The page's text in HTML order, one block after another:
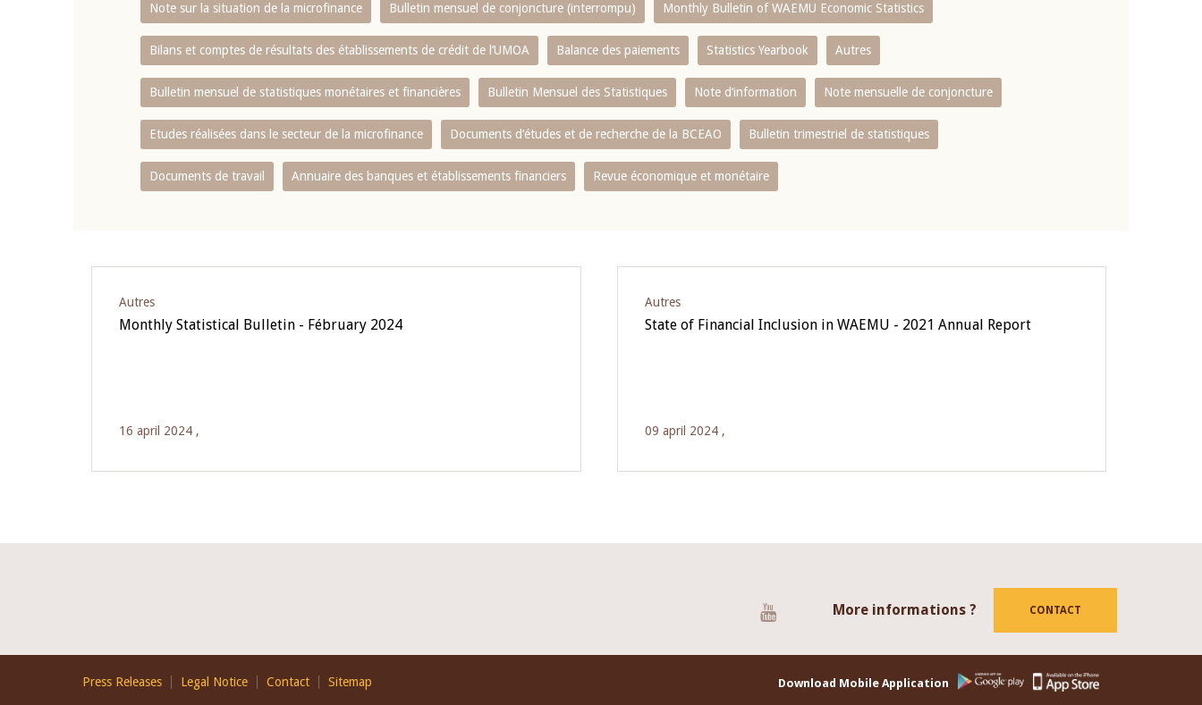
Note sur la situation de la microfinance Bulletin mensuel de conjoncture (interrompu) Monthly Bulletin of WAEMU Economic Statistics
Bilans et comptes de résultats des établissements de crédit de l‘UMOA Balance des paiements Statistics Yearbook Autres
Bulletin mensuel de statistiques monétaires et financières Bulletin Mensuel des Statistiques Note d’information Note mensuelle de conjoncture
Etudes réalisées dans le secteur de la microfinance Documents d’études et de recherche de la BCEAO Bulletin trimestriel de statistiques
Documents de travail Annuaire des banques et établissements financiers Revue économique et monétaire
Autres
Monthly Statistical Bulletin - Fébruary 2024
16 april 2024 ,
Autres
State of Financial Inclusion in WAEMU - 2021 Annual Report
09 april 2024 ,
More informations ? CONTACT
Download Mobile Application
Footer
EN
Press Releases Legal Notice Contact Sitemap